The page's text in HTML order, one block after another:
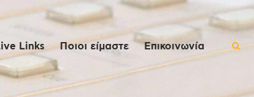
Links Ποιοι είμαστε Επικοινωνία